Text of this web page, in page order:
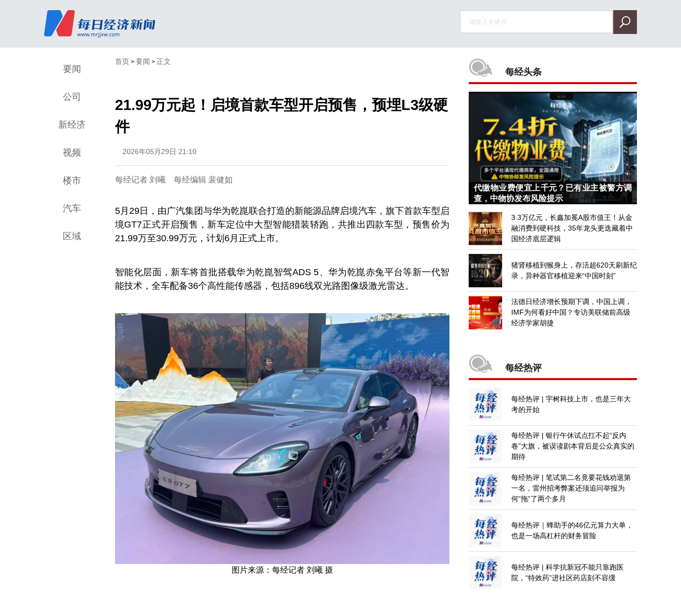
要闻
公司
新经济
视频
楼市
汽车
区域
首页 > 要闻 > 正文
21.99万元起！启境首款车型开启预售，预埋L3级硬
件
2026年05月29日 21:10
每经记者 刘曦 每经编辑 裴健如
5月29日，由广汽集团与华为乾崑联合打造的新能源品牌启境汽车，旗下首款车型启
境GT7正式开启预售，新车定位中大型智能猎装轿跑，共推出四款车型，预售价为
21.99万至30.99万元，计划6月正式上市。
智能化层面，新车将首批搭载华为乾崑智驾ADS 5、华为乾崑赤兔平台等新一代智
能技术，全车配备36个高性能传感器，包括896线双光路图像级激光雷达。
图片来源：每经记者 刘曦 摄
每经头条
代缴物业费便宜上千元？已有业主被警方调
查，中物协发布风险提示
3.3万亿元，长鑫加冕A股市值王！从金
融消费到硬科技，35年龙头更迭藏着中
国经济底层逻辑
猪肾移植到猴身上，存活超620天刷新纪
录，异种器官移植迎来“中国时刻”
法德日经济增长预期下调，中国上调，
IMF为何看好中国？专访美联储前高级
经济学家胡捷
每经热评
每经热评 | 宇树科技上市，也是三年大
考的开始
每经热评 | 银行午休试点扛不起“反内
卷”大旗，被误读剧本背后是公众真实的
期待
每经热评 | 笔试第二名竟要花钱劝退第
一名，雷州招考弊案还须追问举报为
何“拖”了两个多月
每经热评｜蜂助手的46亿元算力大单，
也是一场高杠杆的财务冒险
每经热评 | 科学抗新冠不能只靠跑医
院，“特效药”进社区药店刻不容缓